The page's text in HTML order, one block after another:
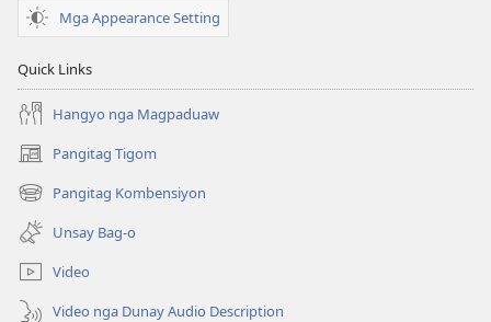
Mga Appearance Setting
Quick Links
Hangyo nga Magpaduaw
Pangitag Tigom
(mo-
open
ug
bag-
ong
window)
Pangitag Kombensiyon
(mo-
open
ug
bag-
ong
window)
Unsay Bag-o
Video
Video nga Dunay Audio Description